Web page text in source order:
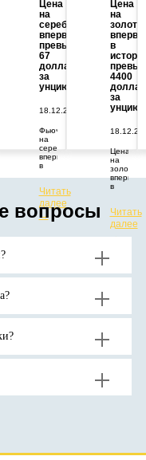
Цена
на
серебро
впервые
превысила
67
долларов
за
унцию
18.12.2025
Фьючерс
на
серебро
впервые
в
67
долларов
за
тройскую
Читать
далее
→
Цена
на
золото
в
4400
за
унцию
Цена
на
золото
впервые
в
отметку
в
4400
Читать
далее
→
вопросы